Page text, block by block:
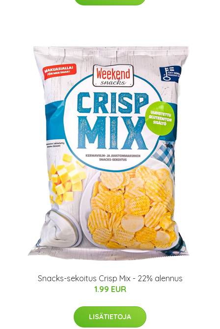
Snacks-sekoitus Crisp Mix - 22% alennus
1.99 EUR
LISÄTIETOJA